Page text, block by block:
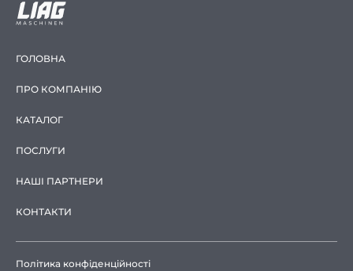
ГОЛОВНА
ПРО КОМПАНІЮ
КАТАЛОГ
ПОСЛУГИ
НАШІ ПАРТНЕРИ
КОНТАКТИ
Політика конфіденційності